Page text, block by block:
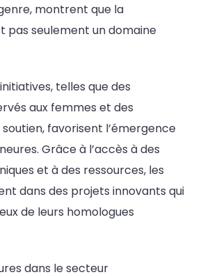
montrent que la
pas seulement un domaine
telles que des
aux femmes et des
favorisent l’émergence
Grâce à l’accès à des
et à des ressources, les
dans des projets innovants qui
de leurs homologues
dans le secteur